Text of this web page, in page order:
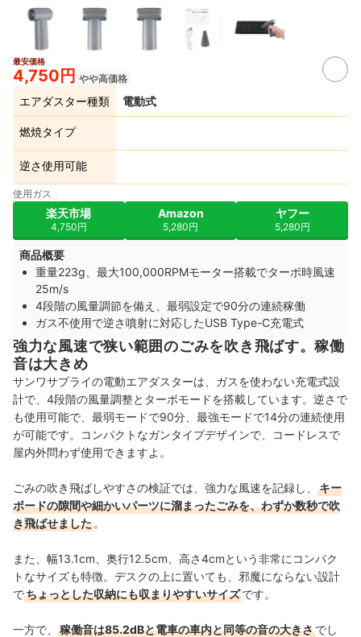
最安価格
4,750円 やや高価格
エアダスター種類 電動式
燃焼タイプ
逆さ使用可能
使用ガス
楽天市場
4,750円
Amazon
5,280円
ヤフー
5,280円
商品概要
重量223g、最大100,000RPMモーター搭載でターボ時風速
25m/s
4段階の風量調節を備え、最弱設定で90分の連続稼働
ガス不使用で逆さ噴射に対応したUSB Type-C充電式
強力な風速で狭い範囲のごみを吹き飛ばす。稼働
音は大きめ
サンワサプライの電動エアダスターは、ガスを使わない充電式設
計で、4段階の風量調整とターボモードを搭載しています。逆さで
も使用可能で、最弱モードで90分、最強モードで14分の連続使用
が可能です。コンパクトなガンタイプデザインで、コードレスで
屋内外問わず使用できますよ。
ごみの吹き飛ばしやすさの検証では、強力な風速を記録し、
キー
ボードの隙間や細かいパーツに溜まったごみを、わずか数秒で吹
き飛ばせました 。
また、幅13.1cm、奥行12.5cm、高さ4cmという非常にコンパク
トなサイズも特徴。デスクの上に置いても、邪魔にならない設計
でちょっとした収納にも収まりやすいサイズです。
一方で、 稼働音は85.2dBと電車の車内と同等の音の大きさでし